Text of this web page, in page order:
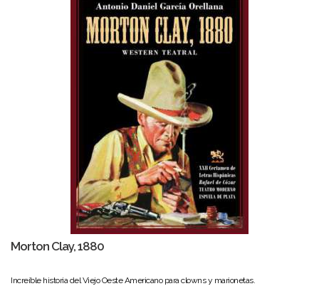
Morton Clay, 1880
Increíble historia del Viejo Oeste Americano para clowns y marionetas.